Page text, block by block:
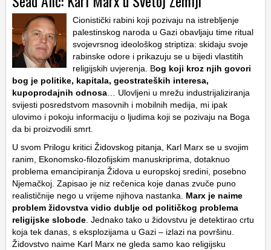
Cionistički rabini koji pozivaju na istrebljenje
palestinskog naroda u Gazi obavljaju time ritual
svojevrsnog ideološkog striptiza: skidaju svoje
rabinske odore i prikazuju se u bijedi vlastitih
religijskih uvjerenja. Bog koji kroz njih govori
bog je politike, kapitala, geostrateških interesa,
kupoprodajnih odnosa … Ulovljeni u mrežu industrijaliziranja
svijesti posredstvom masovnih i mobilnih medija, mi ipak
ulovimo i pokoju informaciju o ljudima koji se pozivaju na Boga
da bi proizvodili smrt.
U svom Prilogu kritici Židovskog pitanja, Karl Marx se u svojim
ranim, Ekonomsko-filozofijskim manuskriprima, dotaknuo
problema emancipiranja Židova u europskoj sredini, posebno
Njemačkoj. Zapisao je niz rečenica koje danas zvuče puno
realističnije nego u vrijeme njihova nastanka.
Marx je naime
problem židovstva vidio dublje od političkog problema
religijske slobode . Jednako tako u židovstvu je detektirao crtu
koja tek danas, s eksplozijama u Gazi – izlazi na površinu.
Židovstvo naime Karl Marx ne gleda samo kao religijsku